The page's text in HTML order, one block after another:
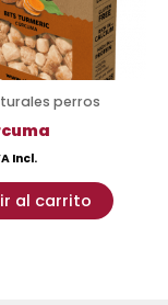
perros
Incl.
al carrito